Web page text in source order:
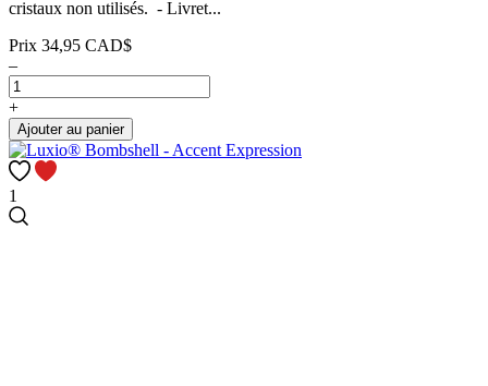
cristaux non utilisés. - Livret...
Prix 34,95 CAD$
–
+
Ajouter au panier
1